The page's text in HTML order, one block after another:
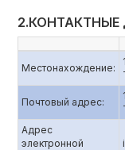
Местонахождение:
Почтовый адрес:
Адрес
электронной